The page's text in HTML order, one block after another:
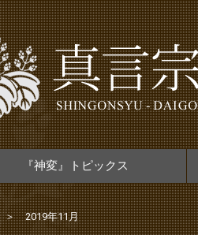
『神変』トピックス
2019年11月